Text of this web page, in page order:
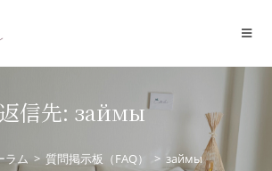
返信先: займы
ラム > 質問掲示板（FAQ） > займы